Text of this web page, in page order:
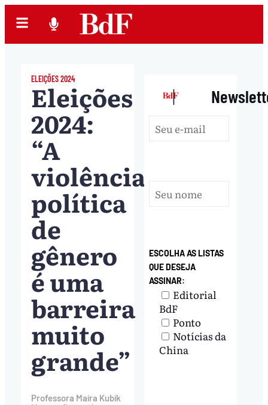
ELEIÇÕES 2024
Eleições
2024:
“A
violência
política
de
gênero
é uma
barreira
muito
grande”
Professora Maíra Kubík
|
ESCOLHA AS LISTAS
QUE DESEJA
ASSINAR:
Editorial
BdF
Ponto
Notícias da
China